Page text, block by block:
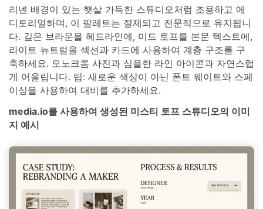
리넨 배경이 있는 햇살 가득한 스튜디오처럼 조용하고 에
디토리얼하며, 이 팔레트는 절제되고 전문적으로 유지됩니
다. 깊은 브라운을 헤드라인에, 미드 토프를 본문 텍스트에,
라이트 뉴트럴을 섹션과 카드에 사용하여 계층 구조를 구
축하세요. 모노크롬 사진과 심플한 라인 아이콘과 자연스럽
게 어울립니다. 팁: 새로운 색상이 아닌 폰트 웨이트와 스페
이싱을 사용하여 대비를 추가하세요.
media.io를 사용하여 생성된 미스티 토프 스튜디오의 이미
지 예시